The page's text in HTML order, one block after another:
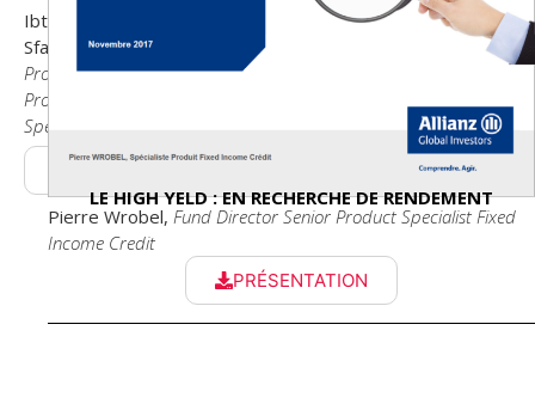
Ibtissem
Sfaxi,
Property
Product
Specialist
LE HIGH YELD : EN RECHERCHE DE RENDEMENT
Pierre Wrobel, Fund Director Senior Product Specialist Fixed
Income Credit
PRÉSENTATION